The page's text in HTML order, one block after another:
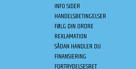
INFO SIDER
HANDELSBETINGELSER
FØLG DIN ORDRE
REKLAMATION
SÅDAN HANDLER DU
FINANSIERING
FORTRYDELSESRET